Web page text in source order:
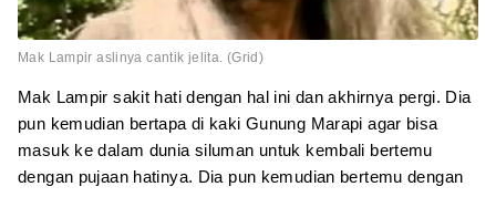
Mak Lampir aslinya cantik jelita. (Grid)
Mak Lampir sakit hati dengan hal ini dan akhirnya pergi. Dia
pun kemudian bertapa di kaki Gunung Marapi agar bisa
masuk ke dalam dunia siluman untuk kembali bertemu
dengan pujaan hatinya. Dia pun kemudian bertemu dengan